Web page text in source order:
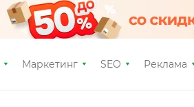
Маркетинг SEO Реклама